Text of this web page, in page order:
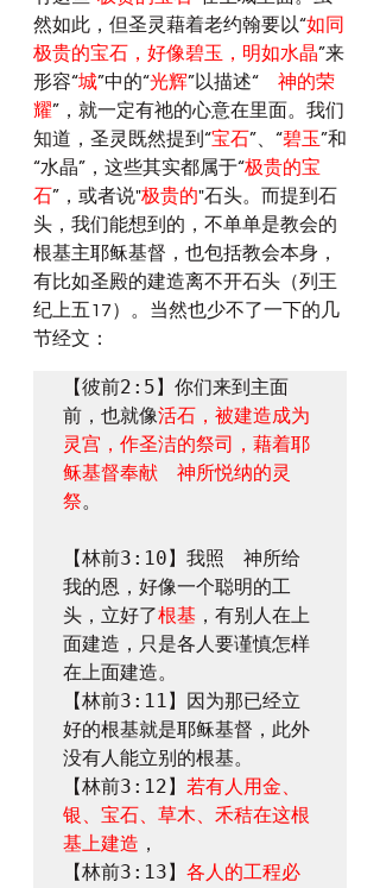
然如此，但圣灵藉着老约翰要以“如同
极贵的宝石，好像碧玉，明如水晶”来
形容“城”中的“光辉”以描述“ 神的荣
耀”，就一定有祂的心意在里面。我们
知道，圣灵既然提到“宝石”、“碧玉”和
“水晶”，这些其实都属于“极贵的宝
石”，或者说"极贵的"石头。而提到石
头，我们能想到的，不单单是教会的
根基主耶稣基督，也包括教会本身，
有比如圣殿的建造离不开石头（列王
纪上五17）。当然也少不了一下的几
节经文：
【彼前2:5】你们来到主面
前，也就像活石，被建造成为
灵宫，作圣洁的祭司，藉着耶
稣基督奉献　神所悦纳的灵
祭。
【林前3:10】我照　神所给
我的恩，好像一个聪明的工
头，立好了根基 ，有别人在上
面建造，只是各人要谨慎怎样
在上面建造。
【林前3:11】因为那已经立
好的根基就是耶稣基督，此外
没有人能立别的根基。
【林前3:12】 若有人用金、
银、宝石、草木、禾秸在这根
基上建造 ，
【林前3:13】 各人的工程必